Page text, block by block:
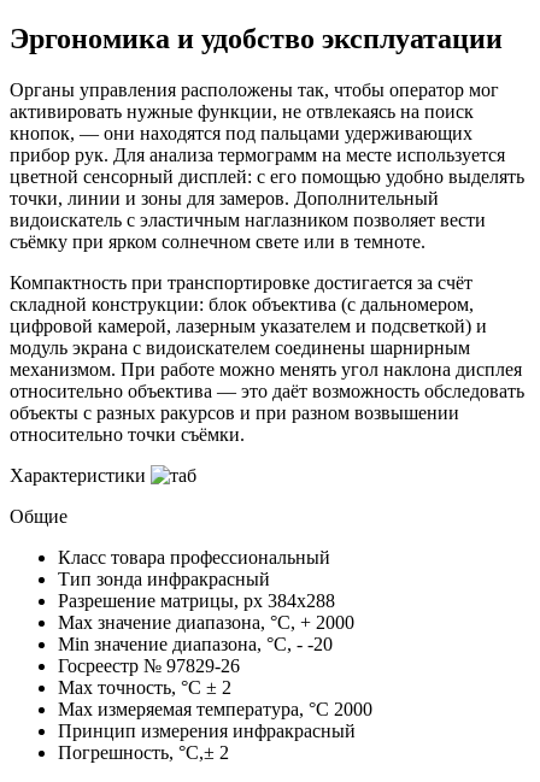
Эргономика и удобство эксплуатации
Органы управления расположены так, чтобы оператор мог
активировать нужные функции, не отвлекаясь на поиск
кнопок, — они находятся под пальцами удерживающих
прибор рук. Для анализа термограмм на месте используется
цветной сенсорный дисплей: с его помощью удобно выделять
точки, линии и зоны для замеров. Дополнительный
видоискатель с эластичным наглазником позволяет вести
съёмку при ярком солнечном свете или в темноте.
Компактность при транспортировке достигается за счёт
складной конструкции: блок объектива (с дальномером,
цифровой камерой, лазерным указателем и подсветкой) и
модуль экрана с видоискателем соединены шарнирным
механизмом. При работе можно менять угол наклона дисплея
относительно объектива — это даёт возможность обследовать
объекты с разных ракурсов и при разном возвышении
относительно точки съёмки.
Характеристики
Общие
Класс товара профессиональный
Тип зонда инфракрасный
Разрешение матрицы, px 384x288
Max значение диапазона, °C, + 2000
Min значение диапазона, °C, - -20
Госреестр № 97829-26
Max точность, °С ± 2
Max измеряемая температура, °С 2000
Принцип измерения инфракрасный
Погрешность, °C,± 2